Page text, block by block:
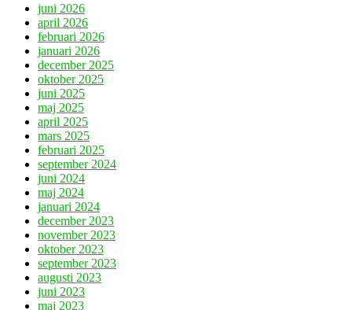
juni 2026
april 2026
februari 2026
januari 2026
december 2025
oktober 2025
juni 2025
maj 2025
april 2025
mars 2025
februari 2025
september 2024
juni 2024
maj 2024
januari 2024
december 2023
november 2023
oktober 2023
september 2023
augusti 2023
juni 2023
maj 2023